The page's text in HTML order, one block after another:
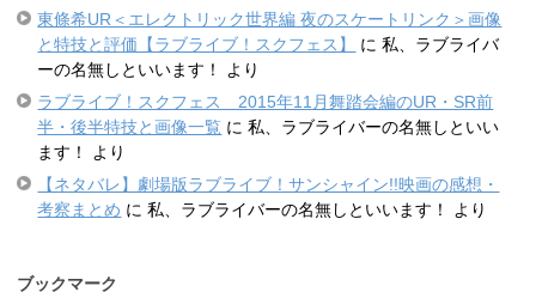
東條希UR＜エレクトリック世界編 夜のスケートリンク＞画像
と特技と評価【ラブライブ！スクフェス】
に私、ラブライバ
ーの名無しといいます！
より
ラブライブ！スクフェス 2015年11月舞踏会編のUR・SR前
半・後半特技と画像一覧 に私、ラブライバーの名無しといい
ます！
より
【ネタバレ】劇場版ラブライブ！サンシャイン!!映画の感想・
考察まとめ に私、ラブライバーの名無しといいます！ より
ブックマーク